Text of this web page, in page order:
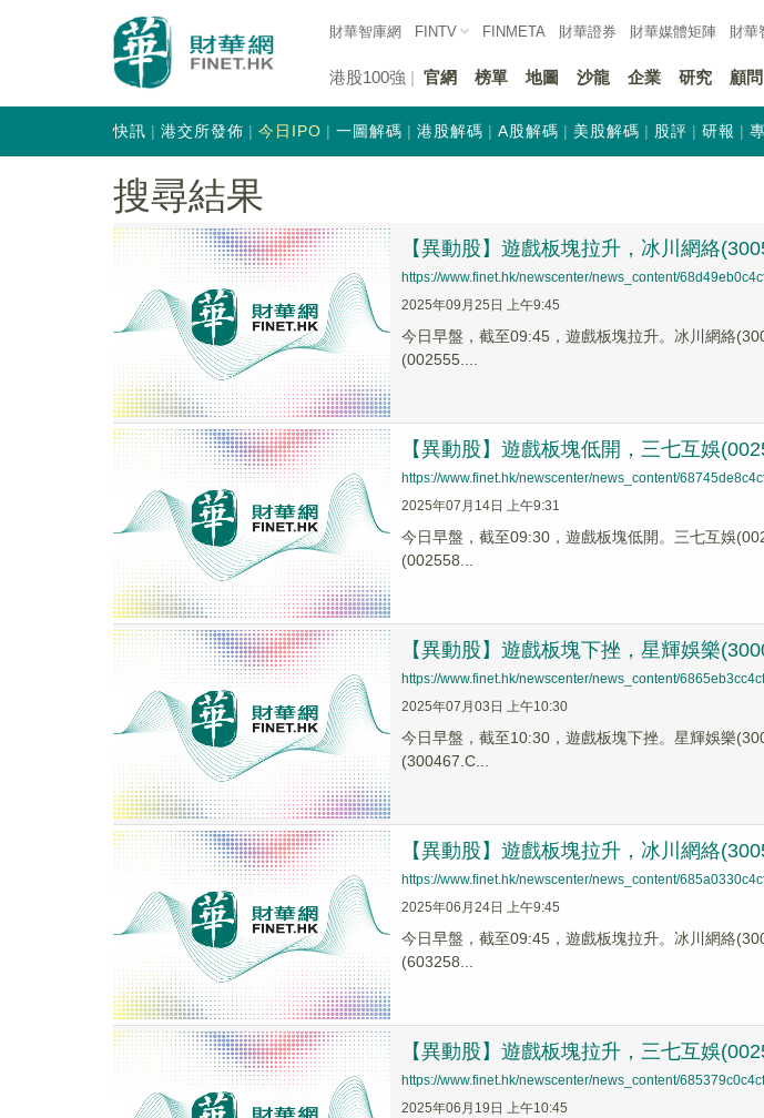
財華智庫網 FINTV FINMETA 財華證券 財華媒體矩陣 財華
港股100強 官網 榜單 地圖 沙龍 企業 研究 顧問
快訊 港交所發佈 今日IPO 一圖解碼 港股解碼 A股解碼 美股解碼 股評 研報
搜尋結果
【異動股】遊戲板塊拉升，冰川網絡
https://www.finet.hk/newscenter/news_content/
2025年09月25日 上午9:45
今日早盤，截至09:45，遊戲板塊拉升。冰川網絡
(002555....
【異動股】遊戲板塊低開，三七互娛
https://www.finet.hk/newscenter/news_content/
2025年07月14日 上午9:31
今日早盤，截至09:30，遊戲板塊低開。三七互娛
(002558...
【異動股】遊戲板塊下挫，星輝娛樂
https://www.finet.hk/newscenter/news_content/
2025年07月03日 上午10:30
今日早盤，截至10:30，遊戲板塊下挫。星輝娛樂
(300467.C...
【異動股】遊戲板塊拉升，冰川網絡
https://www.finet.hk/newscenter/news_content/
2025年06月24日 上午9:45
今日早盤，截至09:45，遊戲板塊拉升。冰川網絡
(603258...
【異動股】遊戲板塊拉升，三七互娛
https://www.finet.hk/newscenter/news_content/
2025年06月19日 上午10:45